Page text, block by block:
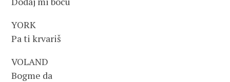
YORK
Pa ti krvariš
VOLAND
Bogme da